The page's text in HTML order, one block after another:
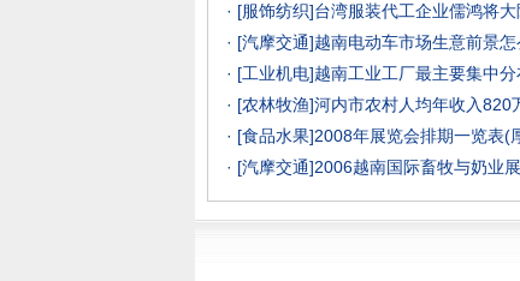
· [服饰纺织]台湾服装代工企业儒鸿将
· [汽摩交通]越南电动车市场生意前景
· [工业机电]越南工业工厂最主要集中分
· [农林牧渔]河内市农村人均年收入820
· [食品水果]2008年展览会排期一览表(
· [汽摩交通]2006越南国际畜牧与奶业